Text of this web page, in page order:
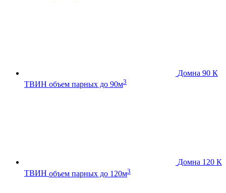
Домна 90 К
ТВИН объем парных до 90м3
Домна 120 К
ТВИН объем парных до 120м3